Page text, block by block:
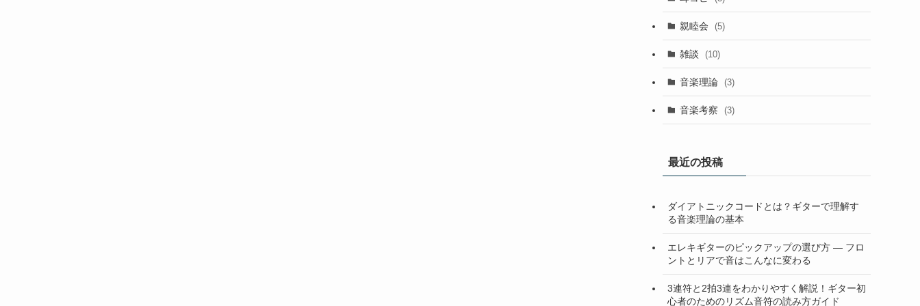
親睦会 (5)
雑談 (10)
音楽理論 (3)
音楽考察 (3)
最近の投稿
ダイアトニックコードとは？ギターで理解す
る音楽理論の基本
エレキギターのピックアップの選び方 — フロ
ントとリアで音はこんなに変わる
3連符と2拍3連をわかりやすく解説！ギター初
心者のためのリズム音符の読み方ガイド